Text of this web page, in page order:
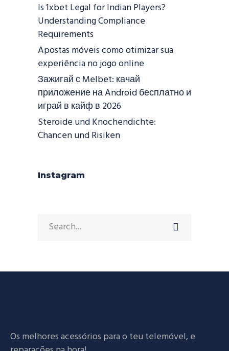
Is 1xbet Legal for Indian Players?
Understanding Compliance
Requirements
Apostas móveis como otimizar sua
experiência no jogo online
Зажигай с Melbet: качай
приложение на Android бесплатно и
играй в кайф в 2026
Steroide und Knochendichte:
Chancen und Risiken
Instagram
Search
for:
Os melhores acessórios para o teu telemóvel, e